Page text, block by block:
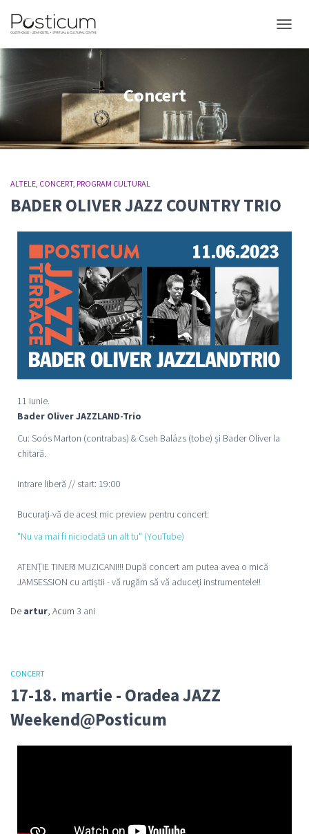
Concert
ALTELE CONCERT PROGRAM CULTURAL
BADER OLIVER JAZZ COUNTRY TRIO
11 iunie.
Bader Oliver JAZZLAND-Trio
Cu: Soós Marton (contrabas) & Cseh Balázs (tobe) și Bader Oliver la
chitară.
intrare liberă // start: 19:00
Bucurați-vă de acest mic preview pentru concert:
"Nu va mai fi niciodată un alt tu" (YouTube)
ATENȚIE TINERI MUZICANI!!! După concert am putea avea o mică
JAMSESSION cu artiștii - vă rugăm să vă aduceți instrumentele!!
De artur, Acum 3 ani
CONCERT
17-18. martie - Oradea JAZZ
Weekend@Posticum